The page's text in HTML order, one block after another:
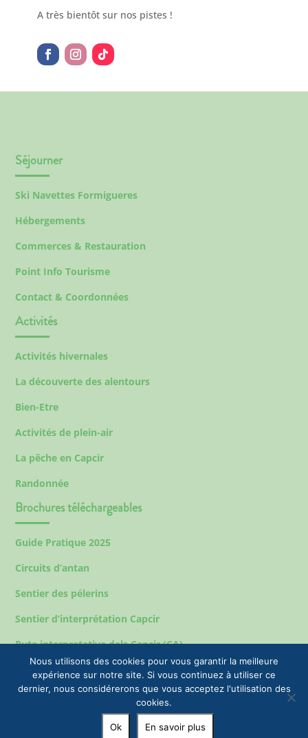
A très bientôt sur nos pistes !
Séjourner
Ski Navettes Formigueres
Hébergements
Commerces & Restauration
Point Info Tourisme
Contact & Coordonnées
Activités
Activités hivernales
La découverte des alentours
Bien-Etre
Activités de plein-air
La pêche en Capcir
Randonnée
Brochures téléchargeables
Guide Pratique 2025
Circuits d’antan
Sentier des pélerins
Sentier d’interprétation Capcir
Ruta interpretativa dels Capcir (CA)
© 2023 EPIC Tourisme & Commune de Formiguères |
+33(0)4 68 04 47 35
Nous utilisons des cookies pour vous garantir la meilleure
expérience sur notre site. Si vous continuez à utiliser ce
dernier, nous considérerons que vous acceptez l'utilisation des
cookies.
Ok En savoir plus